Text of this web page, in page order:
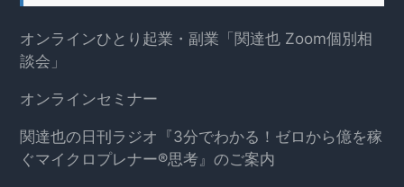
オンラインひとり起業・副業「関達也 Zoom個別相
談会」
オンラインセミナー
関達也の日刊ラジオ『3分でわかる！ゼロから億を稼
ぐマイクロプレナー®思考』のご案内